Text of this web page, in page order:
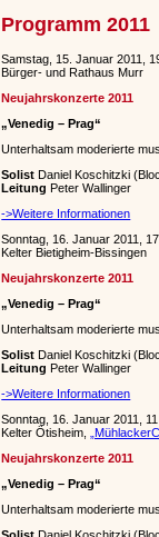
Programm 2011
Samstag, 15. Januar 2011,
Bürger- und Rathaus Murr
Neujahrskonzerte 2011
„Venedig – Prag“
Unterhaltsam moderierte
Solist Daniel Koschitzki
Leitung Peter Wallinger
->Weitere Informationen
Sonntag, 16. Januar 2011,
Kelter Bietigheim-Bissingen
Neujahrskonzerte 2011
„Venedig – Prag“
Unterhaltsam moderierte
Solist Daniel Koschitzki
Leitung Peter Wallinger
->Weitere Informationen
Sonntag, 16. Januar 2011,
Kelter Ötisheim,
Neujahrskonzerte 2011
„Venedig – Prag“
Unterhaltsam moderierte